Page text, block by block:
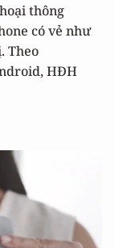
thông
có vẻ như
Theo
HĐH